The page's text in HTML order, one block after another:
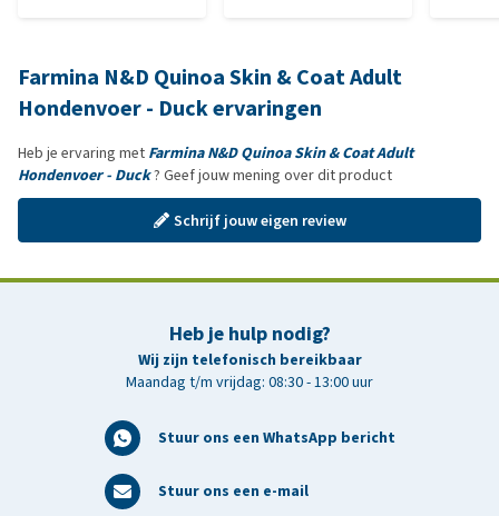
Farmina N&D Quinoa Skin & Coat Adult
Hondenvoer - Duck ervaringen
Heb je ervaring met Farmina N&D Quinoa Skin & Coat Adult
Hondenvoer - Duck? Geef jouw mening over dit product
Schrijf jouw eigen review
Heb je hulp nodig?
Wij zijn telefonisch bereikbaar
Maandag t/m vrijdag: 08:30 - 13:00 uur
Stuur ons een WhatsApp bericht
Stuur ons een e-mail